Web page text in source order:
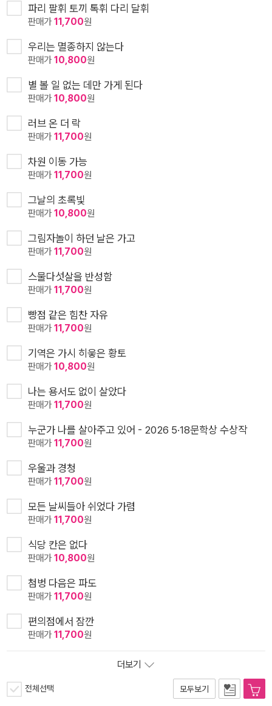
파리 팔휘 토끼 톡휘 다리 달휘
판매가11,700원
우리는 멸종하지 않는다
판매가10,800원
별 볼 일 없는 데만 가게 된다
판매가10,800원
러브 온 더 락
판매가11,700원
차원 이동 가능
판매가11,700원
그날의 초록빛
판매가10,800원
그림자놀이 하던 날은 가고
판매가11,700원
스물다섯살을 반성함
판매가11,700원
빵점 같은 힘찬 자유
판매가11,700원
기역은 가시 히읗은 황토
판매가10,800원
나는 용서도 없이 살았다
판매가11,700원
누군가 나를 살아주고 있어 - 2026 5·18문학상 수상작
판매가11,700원
우울과 경청
판매가11,700원
모든 날씨들아 쉬었다 가렴
판매가11,700원
식당 칸은 없다
판매가10,800원
첨벙 다음은 파도
판매가11,700원
편의점에서 잠깐
판매가11,700원
더보기
전체선택 모두보기